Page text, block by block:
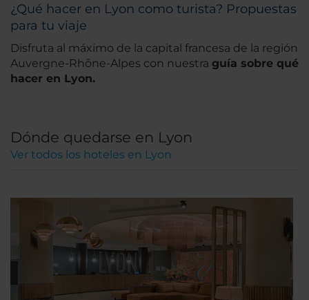
¿Qué hacer en Lyon como turista? Propuestas
para tu viaje
Disfruta al máximo de la capital francesa de la región
Auvergne-Rhône-Alpes con nuestra guía sobre qué
hacer en Lyon.
Dónde quedarse en Lyon
Ver todos los hoteles en Lyon